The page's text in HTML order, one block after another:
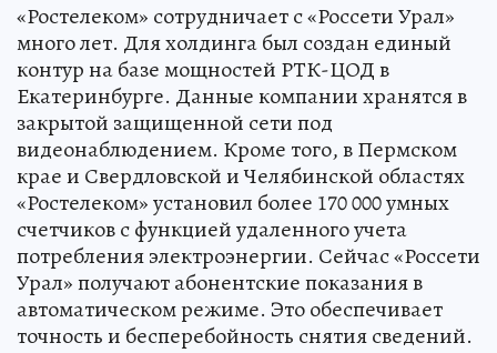
«Ростелеком» сотрудничает с «Россети Урал»
много лет. Для холдинга был создан единый
контур на базе мощностей РТК-ЦОД в
Екатеринбурге. Данные компании хранятся в
закрытой защищенной сети под
видеонаблюдением. Кроме того, в Пермском
крае и Свердловской и Челябинской областях
«Ростелеком» установил более 170 000 умных
счетчиков с функцией удаленного учета
потребления электроэнергии. Сейчас «Россети
Урал» получают абонентские показания в
автоматическом режиме. Это обеспечивает
точность и бесперебойность снятия сведений.